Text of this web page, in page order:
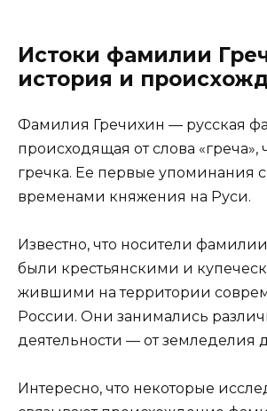
Истоки фамилии
история и
Фамилия Гречихин — русская
происходящая от слова «греча»,
гречка. Ее первые упоминания
временами княжения на Руси.
Известно, что носители
были крестьянскими и
жившими на территории
России. Они занимались
деятельности — от земледелия
Интересно, что некоторые